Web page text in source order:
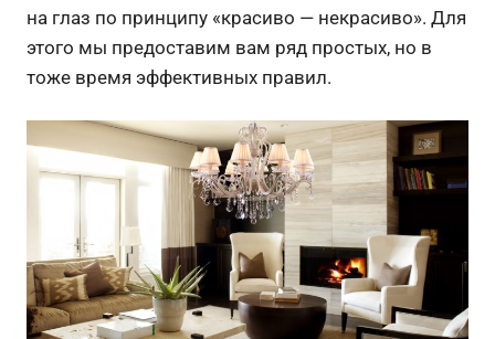
на глаз по принципу «красиво — некрасиво». Для
этого мы предоставим вам ряд простых, но в
тоже время эффективных правил.